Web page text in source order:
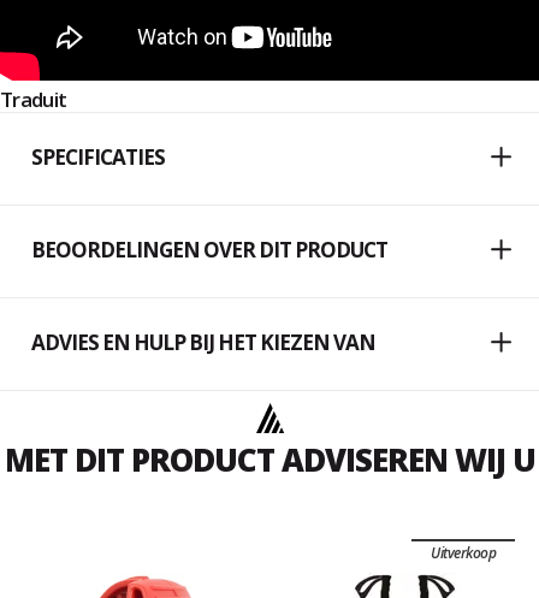
Traduit
SPECIFICATIES
BEOORDELINGEN OVER DIT PRODUCT
ADVIES EN HULP BIJ HET KIEZEN VAN
MET DIT PRODUCT ADVISEREN WIJ U
Uitverkoop